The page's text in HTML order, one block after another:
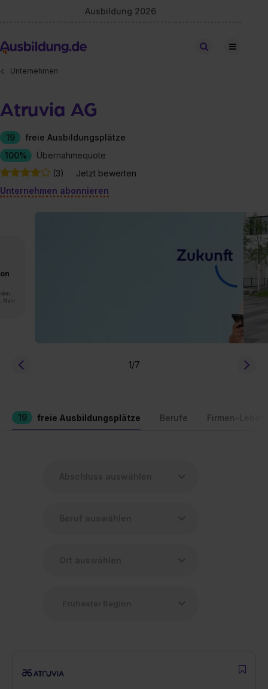
Ausbildung 2026
Stellen finden
Unternehmen
Atruvia AG
19
freie Ausbildungsplätze
100%
Übernahmequote
(3)
Jetzt bewerten
Unternehmen abonnieren
Mehr
1/7
19 freie Ausbildungsplätze Berufe Firmen-